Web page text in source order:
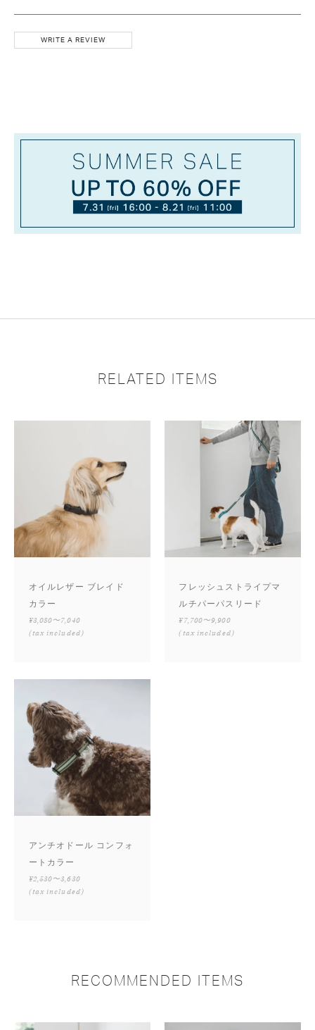
WRITE A REVIEW
RELATED ITEMS
オイルレザー ブレイド
カラー
¥3,080〜7,040
(tax included)
フレッシュストライプマ
ルチパーパスリード
¥7,700〜9,900
(tax included)
アンチオドール コンフォ
ートカラー
¥2,530〜3,630
(tax included)
RECOMMENDED ITEMS